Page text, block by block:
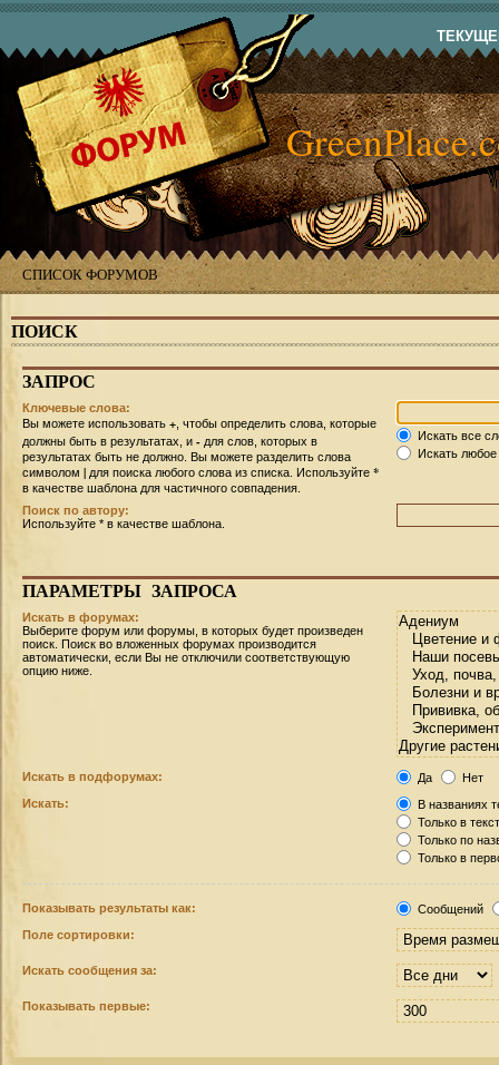
СПИСОК ФОРУМОВ
ПОИСК
ЗАПРОС
Ключевые слова:
Вы можете использовать + , чтобы определить слова, которые
должны быть в результатах, и - для слов, которых в
результатах быть не должно. Вы можете разделить слова
символом | для поиска любого слова из списка. Используйте *
в качестве шаблона для частичного совпадения.
Искать все
Искать
Поиск по автору:
Используйте * в качестве шаблона.
ПАРАМЕТРЫ ЗАПРОСА
Искать в форумах:
Выберите форум или форумы, в которых будет произведен
поиск. Поиск во вложенных форумах производится
автоматически, если Вы не отключили соответствующую
опцию ниже.
Искать в подфорумах: Да
Нет
Искать:
В названиях
Только в
Только по
Только в
Показывать результаты как:
Сообщений
Поле сортировки:
Искать сообщения за:
Показывать первые: